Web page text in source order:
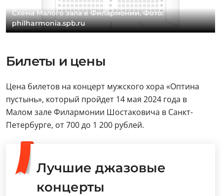
Схема Малого зала в Филармонии. Фото:
philharmonia.spb.ru
Билеты и цены
Цена билетов на концерт мужского хора «Оптина
пустынь», который пройдет 14 мая 2024 года в
Малом зале Филармонии Шостаковича в Санкт-
Петербурге, от 700 до 1 200 рублей.
Лучшие джазовые
концерты